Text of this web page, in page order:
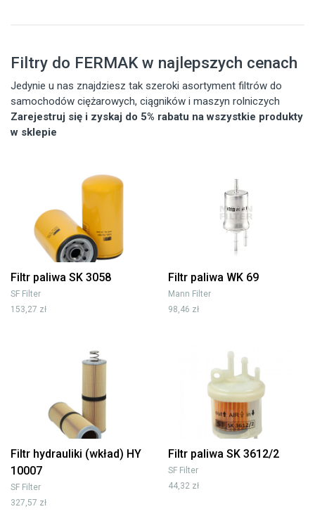
Filtry do FERMAK w najlepszych cenach
Jedynie u nas znajdziesz tak szeroki asortyment filtrów do
samochodów ciężarowych, ciągników i maszyn rolniczych
Zarejestruj się i zyskaj do 5% rabatu na wszystkie produkty
w sklepie
Filtr paliwa SK 3058
SF Filter
153,27 zł
Filtr paliwa WK 69
Mann Filter
98,46 zł
Filtr hydrauliki (wkład) HY
10007
SF Filter
327,57 zł
Filtr paliwa SK 3612/2
SF Filter
44,32 zł